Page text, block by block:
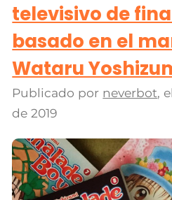
televisivo de
basado en el
Wataru
Publicado por neverbot, el
de 2019